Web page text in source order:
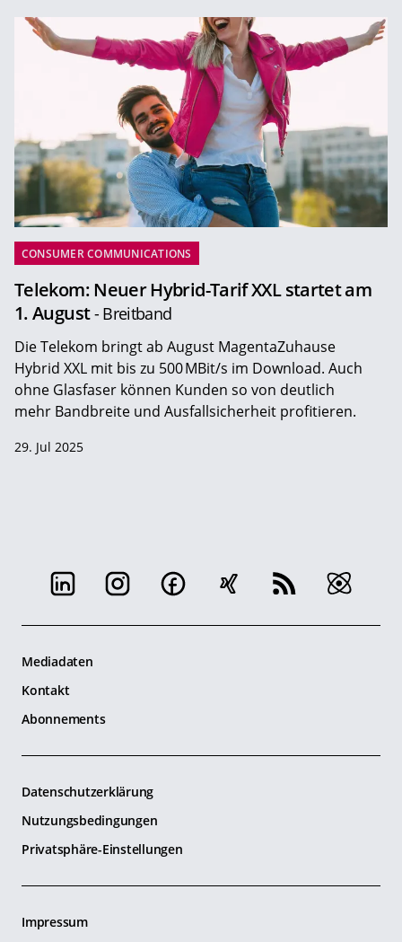
CONSUMER COMMUNICATIONS
Telekom: Neuer Hybrid-Tarif XXL startet am
1. August- Breitband
Die Telekom bringt ab August MagentaZuhause
Hybrid XXL mit bis zu 500 MBit/s im Download. Auch
ohne Glasfaser können Kunden so von deutlich
mehr Bandbreite und Ausfallsicherheit profitieren.
29. Jul 2025
Mediadaten
Kontakt
Abonnements
Datenschutzerklärung
Nutzungsbedingungen
Privatsphäre-Einstellungen
Impressum